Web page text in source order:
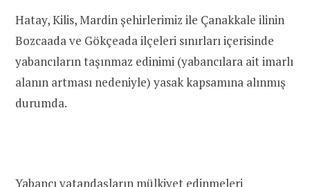
Hatay, Kilis, Mardin şehirlerimiz ile Çanakkale ilinin
Bozcaada ve Gökçeada ilçeleri sınırları içerisinde
yabancıların taşınmaz edinimi (yabancılara ait imarlı
alanın artması nedeniyle) yasak kapsamına alınmış
durumda.
Yabancı vatandaşların mülkiyet edinmeleri